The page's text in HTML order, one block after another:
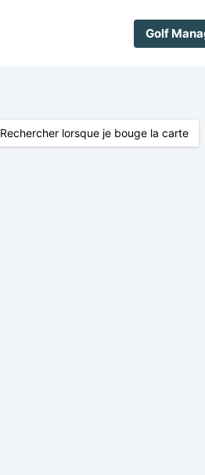
Golf
Rechercher lorsque je bouge la carte